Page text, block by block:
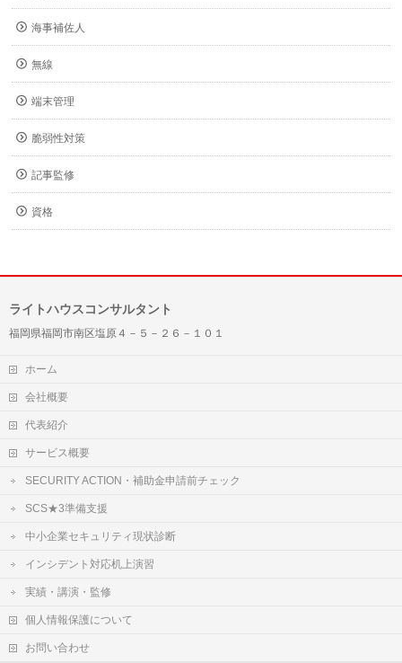
海事補佐人
無線
端末管理
脆弱性対策
記事監修
資格
ライトハウスコンサルタント
福岡県福岡市南区塩原４－５－２６－１０１
ホーム
会社概要
代表紹介
サービス概要
SECURITY ACTION・補助金申請前チェック
SCS★3準備支援
中小企業セキュリティ現状診断
インシデント対応机上演習
実績・講演・監修
個人情報保護について
お問い合わせ